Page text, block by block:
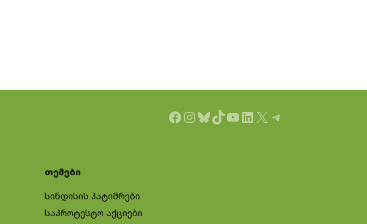
Facebook
Instagram
Bluesky
TikTok
YouTube
LinkedIn
X Telegram
თემები
სინდისის პატიმრები
საპროტესტო აქციები